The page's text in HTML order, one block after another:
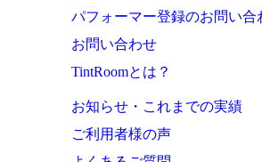
パフォーマー登録のお問い合
お問い合わせ
TintRoomとは？
お知らせ・これまでの実績
ご利用者様の声